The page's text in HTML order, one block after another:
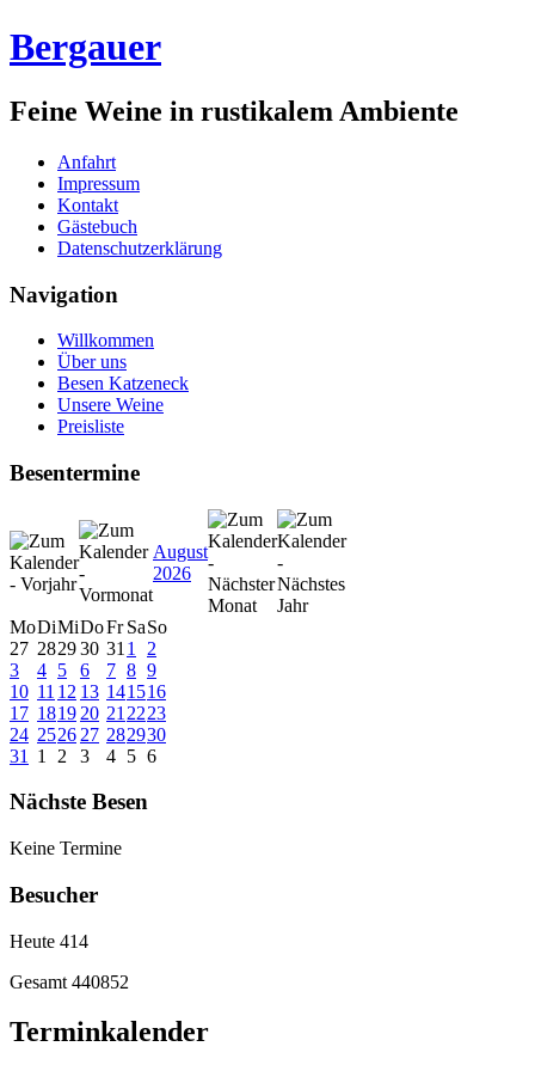
Bergauer
Feine Weine in rustikalem Ambiente
Anfahrt
Impressum
Kontakt
Gästebuch
Datenschutzerklärung
Navigation
Willkommen
Über uns
Besen Katzeneck
Unsere Weine
Preisliste
Besentermine
August
2026
MoDiMiDoFr SaSo
27 282930 31 1
2
3
4 5 6 7 8 9
10 11 12 13 141516
17 1819 20 21 2223
24 2526 27 282930
31
1 2 3 4 5 6
Nächste Besen
Keine Termine
Besucher
Heute 414
Gesamt 440852
Terminkalender